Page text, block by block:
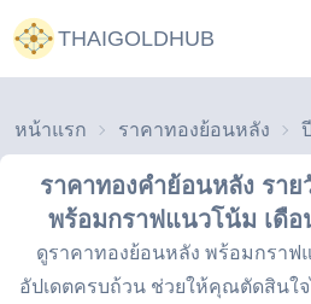
THAIGOLDHUB
หน้าแรก ราคาทองย้อนหลัง
ราคาทองคำย้อนหลัง ราย
พร้อมกราฟแนวโน้ม เดื
ดูราคาทองย้อนหลัง พร้อมกรา
อัปเดตครบถ้วน ช่วยให้คุณตัดสินใ